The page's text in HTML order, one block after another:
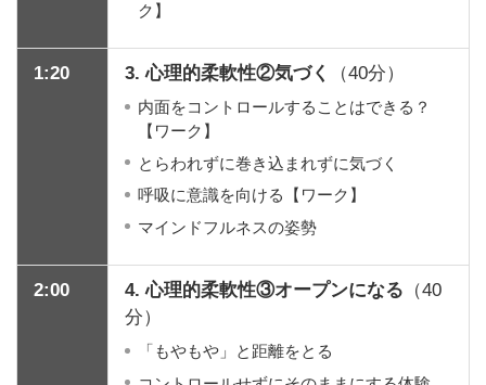
ク】
1:20 3. 心理的柔軟性②気づく （40分）
内面をコントロールすることはできる？
【ワーク】
とらわれずに巻き込まれずに気づく
呼吸に意識を向ける【ワーク】
マインドフルネスの姿勢
2:00 4. 心理的柔軟性③オープンになる （40
分）
「もやもや」と距離をとる